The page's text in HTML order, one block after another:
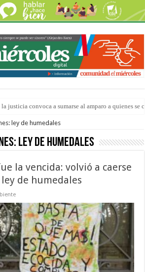
para agostocon sus días y horarios
ley de humedales
ley de humedales
la vencida: volvió a caerse
de humedales